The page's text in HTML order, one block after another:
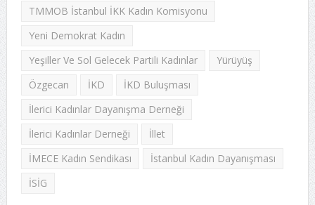
TMMOB İstanbul İKK Kadın Komisyonu
Yeni Demokrat Kadın
Yeşiller Ve Sol Gelecek Partili Kadınlar
Yürüyüş
Özgecan
İKD
İKD Buluşması
İlerici Kadınlar Dayanışma Derneği
İlerici Kadınlar Derneği
İllet
İMECE Kadın Sendikası
İstanbul Kadın Dayanışması
İSİG